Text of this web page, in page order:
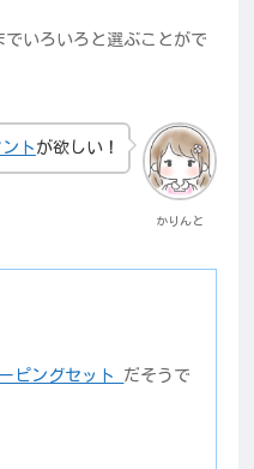
いろいろと選ぶことがで
かりんと
ト が欲しい！
ピングセット だそうで